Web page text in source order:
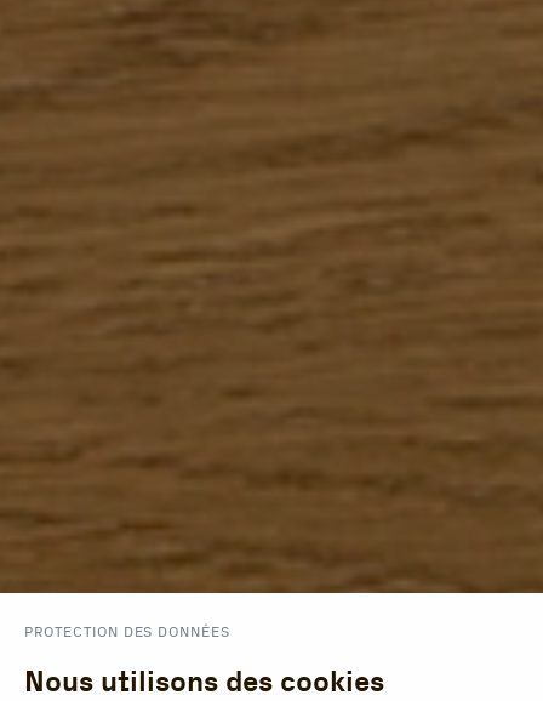
PROTECTION DES DONNÉES
Nous utilisons des cookies